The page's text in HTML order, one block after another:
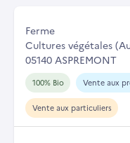
Ferme
Cultures végétales
05140 ASPREMONT
100% Bio Vente aux
Vente aux particuliers